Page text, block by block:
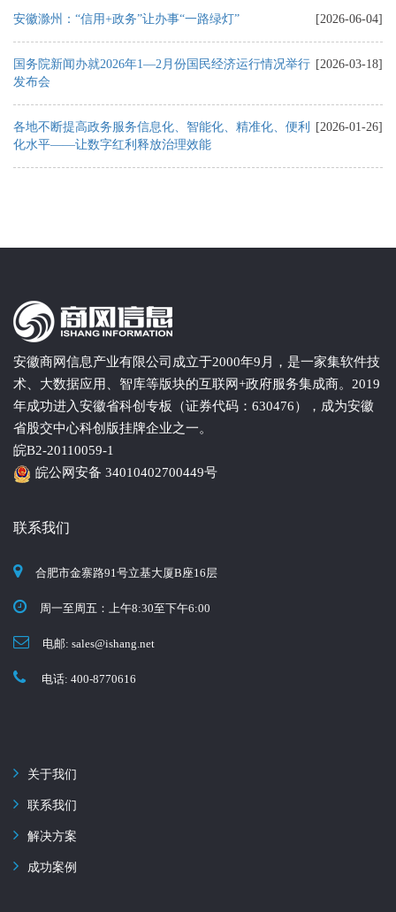
[2026-06-04]
安徽滁州：“信用+政务”让办事“一路绿灯”
[2026-03-18]
国务院新闻办就2026年1—2月份国民经济运行情况举行
发布会
[2026-01-26]
各地不断提高政务服务信息化、智能化、精准化、便利
化水平——让数字红利释放治理效能
安徽商网信息产业有限公司成立于2000年9月，是一家集软件技
术、大数据应用、智库等版块的互联网+政府服务集成商。2019
年成功进入安徽省科创专板（证券代码：630476），成为安徽
省股交中心科创版挂牌企业之一。
皖B2-20110059-1
皖公网安备 34010402700449号
联系我们
合肥市金寨路91号立基大厦B座16层
周一至周五：上午8:30至下午6:00
电邮: sales ishang.net
电话: 400-8770616
关于我们
联系我们
解决方案
成功案例